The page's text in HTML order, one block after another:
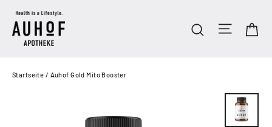
zum
Inhalt
Suche
Startseite / Auhof Gold Mito Booster